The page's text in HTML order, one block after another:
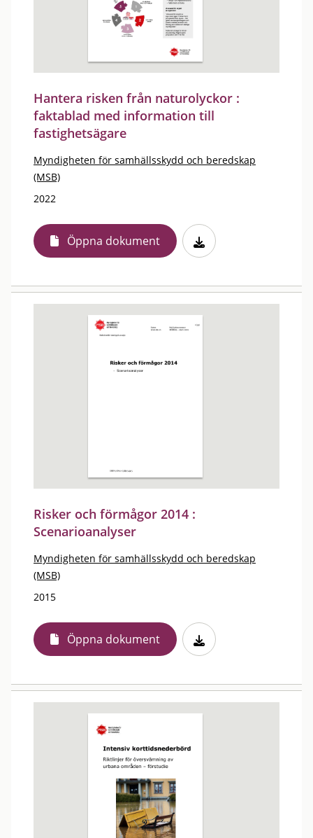
Hantera risken från naturolyckor :
faktablad med information till
fastighetsägare
Myndigheten för samhällsskydd och beredskap
(MSB)
2022
Öppna dokument
Risker och förmågor 2014 :
Scenarioanalyser
Myndigheten för samhällsskydd och beredskap
(MSB)
2015
Öppna dokument